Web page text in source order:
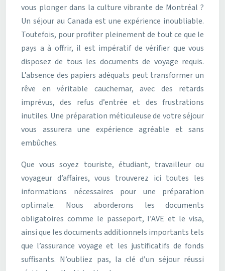
vous plonger dans la culture vibrante de Montréal ?
Un séjour au Canada est une expérience inoubliable.
Toutefois, pour profiter pleinement de tout ce que le
pays a à offrir, il est impératif de vérifier que vous
disposez de tous les documents de voyage requis.
L’absence des papiers adéquats peut transformer un
rêve en véritable cauchemar, avec des retards
imprévus, des refus d’entrée et des frustrations
inutiles. Une préparation méticuleuse de votre séjour
vous assurera une expérience agréable et sans
embûches.
Que vous soyez touriste, étudiant, travailleur ou
voyageur d’affaires, vous trouverez ici toutes les
informations nécessaires pour une préparation
optimale. Nous aborderons les documents
obligatoires comme le passeport, l’AVE et le visa,
ainsi que les documents additionnels importants tels
que l’assurance voyage et les justificatifs de fonds
suffisants. N’oubliez pas, la clé d’un séjour réussi